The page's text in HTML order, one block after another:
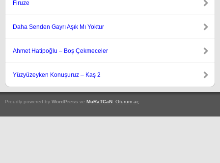
Firuze
Daha Senden Gayrı Aşık Mı Yoktur
Ahmet Hatipoğlu – Boş Çekmeceler
Yüzyüzeyken Konuşuruz – Kaş 2
Proudly powered by WordPress ve MuRaTCaN Oturum aç